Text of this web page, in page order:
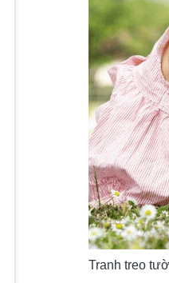
Tranh treo